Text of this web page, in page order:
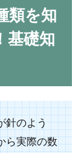
サメの飼
水ではなく海
す。稀に淡水
...
類を知
基礎知
針のよう
ら実際の数